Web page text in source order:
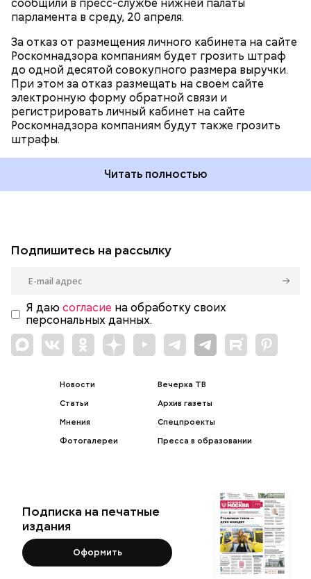
сообщили в пресс-службе нижней палаты
парламента в среду, 20 апреля.
За отказ от размещения личного кабинета на сайте
Роскомнадзора компаниям будет грозить штраф
до одной десятой совокупного размера выручки.
При этом за отказ размещать на своем сайте
электронную форму обратной связи и
регистрировать личный кабинет на сайте
Роскомнадзора компаниям будут также грозить
штрафы.
Читать полностью
Подпишитесь на рассылку
Я даю согласие на обработку своих
персональных данных.
Новости
Статьи
Мнения
Фотогалереи
Вечерка ТВ
Архив газеты
Спецпроекты
Пресса в образовании
Подписка на печатные
издания
Оформить